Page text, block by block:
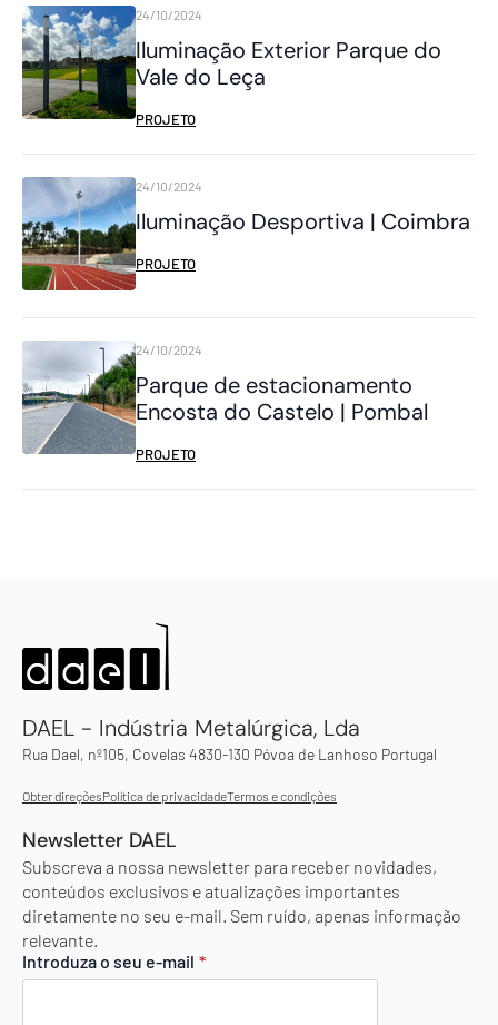
Iluminação Exterior Parque do
Vale do Leça
24/10/2024
PROJETO
Iluminação Desportiva | Coimbra
24/10/2024
PROJETO
Parque de estacionamento
Encosta do Castelo | Pombal
24/10/2024
PROJETO
DAEL - Indústria Metalúrgica, Lda
Rua Dael, nº105, Covelas 4830-130 Póvoa de Lanhoso Portugal
Obter direçõesPolítica de privacidadeTermos e condições
Newsletter DAEL
Subscreva a nossa newsletter para receber novidades,
conteúdos exclusivos e atualizações importantes
diretamente no seu e-mail. Sem ruído, apenas informação
relevante.
Introduza o seu e-mail *